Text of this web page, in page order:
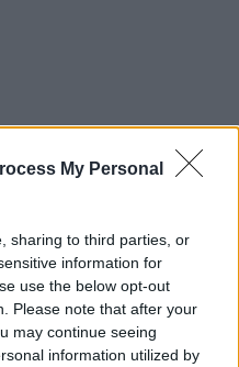
My Personal
sharing to third parties, or
information for
use the below opt-out
Please note that after your
may continue seeing
information utilized by